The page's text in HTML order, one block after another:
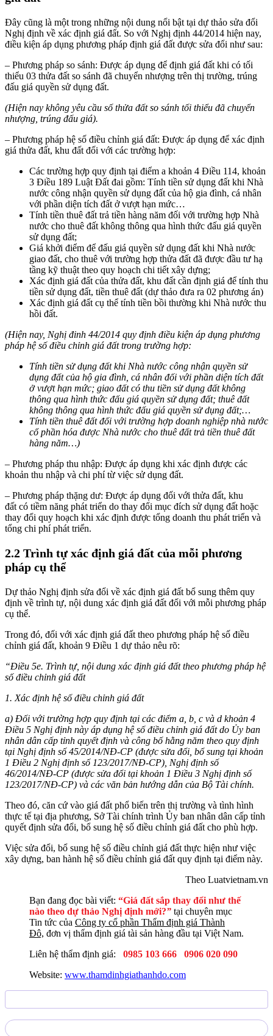
Đây cũng là một trong những nội dung nổi bật tại dự thảo sửa đổi
Nghị định về xác định giá đất. So với Nghị định 44/2014 hiện nay,
điều kiện áp dụng phương pháp định giá đất được sửa đổi như sau:
– Phương pháp so sánh: Được áp dụng để định giá đất khi có tối
thiểu 03 thửa đất so sánh đã chuyển nhượng trên thị trường, trúng
đấu giá quyền sử dụng đất.
(Hiện nay không yêu cầu số thửa đất so sánh tối thiểu đã chuyển
nhượng, trúng đấu giá).
– Phương pháp hệ số điều chỉnh giá đất: Được áp dụng để xác định
giá thửa đất, khu đất đối với các trường hợp:
Các trường hợp quy định tại điểm a khoản 4 Điều 114, khoản
3 Điều 189 Luật Đất đai gồm: Tính tiền sử dụng đất khi Nhà
nước công nhận quyền sử dụng đất của hộ gia đình, cá nhân
với phần diện tích đất ở vượt hạn mức…
Tính tiền thuê đất trả tiền hàng năm đối với trường hợp Nhà
nước cho thuê đất không thông qua hình thức đấu giá quyền
sử dụng đất;
Giá khởi điểm để đấu giá quyền sử dụng đất khi Nhà nước
giao đất, cho thuê với trường hợp thửa đất đã được đầu tư hạ
tầng kỹ thuật theo quy hoạch chi tiết xây dựng;
Xác định giá đất của thửa đất, khu đất cần định giá để tính thu
tiền sử dụng đất, tiền thuê đất (dự thảo đưa ra 02 phương án)
Xác định giá đất cụ thể tính tiền bồi thường khi Nhà nước thu
hồi đất.
(Hiện nay, Nghị đinh 44/2014 quy định điều kiện áp dụng phương
pháp hệ số điều chỉnh giá đất trong trường hợp:
Tính tiền sử dụng đất khi Nhà nước công nhận quyền sử
dụng đất của hộ gia đình, cá nhân đối với phần diện tích đất
ở vượt hạn mức; giao đất có thu tiền sử dụng đất không
thông qua hình thức đấu giá quyền sử dụng đất; thuê đất
không thông qua hình thức đấu giá quyền sử dụng đất;…
Tính tiền thuê đất đối với trường hợp doanh nghiệp nhà nước
cổ phần hóa được Nhà nước cho thuê đất trả tiền thuê đất
hàng năm…)
– Phương pháp thu nhập: Được áp dụng khi xác định được các
khoản thu nhập và chi phí từ việc sử dụng đất.
– Phương pháp thặng dư: Được áp dụng đối với thửa đất, khu
đất có tiềm năng phát triển do thay đổi mục đích sử dụng đất hoặc
thay đổi quy hoạch khi xác định được tổng doanh thu phát triển và
tổng chi phí phát triển.
2.2 Trình tự xác định giá đất của mỗi phương
pháp cụ thể
Dự thảo Nghị định sửa đổi về xác định giá đất bổ sung thêm quy
định về trình tự, nội dung xác định giá đất đối với mỗi phương pháp
cụ thể.
Trong đó, đối với xác định giá đất theo phương pháp hệ số điều
chỉnh giá đất, khoản 9 Điều 1 dự thảo nêu rõ:
“Điều 5e. Trình tự, nội dung xác định giá đất theo phương pháp hệ
số điều chỉnh giá đất
1. Xác định hệ số điều chỉnh giá đất
a) Đối với trường hợp quy định tại các điểm a, b, c và d khoản 4
Điều 5 Nghị định này áp dụng hệ số điều chỉnh giá đất do Ủy ban
nhân dân cấp tỉnh quyết định và công bố hằng năm theo quy định
tại Nghị định số 45/2014/NĐ-CP (được sửa đổi, bổ sung tại khoản
1 Điều 2 Nghị định số 123/2017/NĐ-CP), Nghị định số
46/2014/NĐ-CP (được sửa đổi tại khoản 1 Điều 3 Nghị định số
123/2017/NĐ-CP) và các văn bản hướng dẫn của Bộ Tài chính.
Theo đó, căn cứ vào giá đất phổ biến trên thị trường và tình hình
thực tế tại địa phương, Sở Tài chính trình Ủy ban nhân dân cấp tỉnh
quyết định sửa đổi, bổ sung hệ số điều chỉnh giá đất cho phù hợp.
Việc sửa đổi, bổ sung hệ số điều chỉnh giá đất thực hiện như việc
xây dựng, ban hành hệ số điều chỉnh giá đất quy định tại điểm này.
Theo Luatvietnam.vn
Bạn đang đọc bài viết: “Giá đất sắp thay đổi như thế
nào theo dự thảo Nghị định mới?” tại chuyên mục
Tin tức của Công ty cổ phần Thẩm định giá Thành
Đô, đơn vị thẩm định giá tài sản hàng đầu tại Việt Nam.
Liên hệ thẩm định giá:
0985 103 666
0906 020 090
Website: www.thamdinhgiathanhdo.com